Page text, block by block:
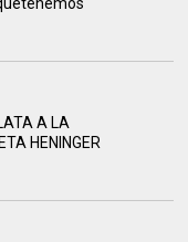
A LA
HENINGER